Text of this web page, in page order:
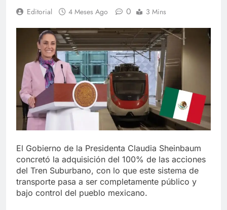
Editorial 4 Meses Ago 0 3 Mins
El Gobierno de la Presidenta Claudia Sheinbaum
concretó la adquisición del 100% de las acciones
del Tren Suburbano, con lo que este sistema de
transporte pasa a ser completamente público y
bajo control del pueblo mexicano.